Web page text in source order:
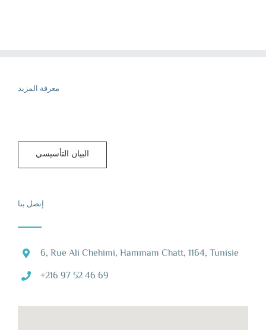
معرفة المزيد
البيان التأسيسي
إتصل بنا
6, Rue Ali Chehimi, Hammam Chatt, 1164, Tunisie
+216 97 52 46 69